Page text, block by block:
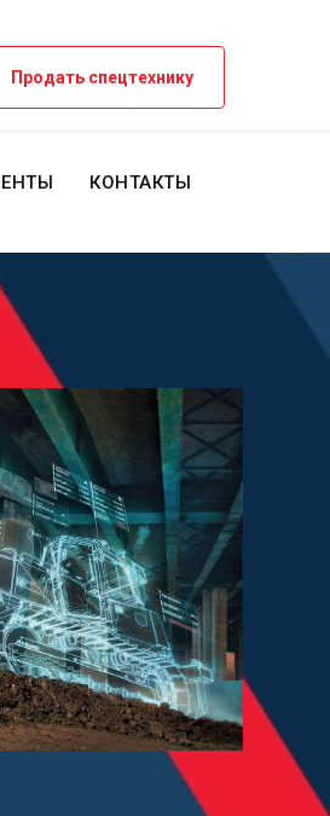
Продать спецтехнику
КОНТАКТЫ